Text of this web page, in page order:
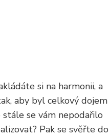
si na harmonii, a
aby byl celkový dojem
se vám nepodařilo
Pak se svěřte do